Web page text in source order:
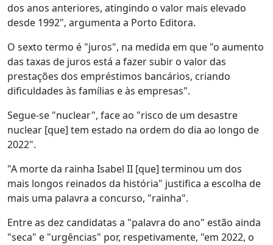
dos anos anteriores, atingindo o valor mais elevado
desde 1992", argumenta a Porto Editora.
O sexto termo é "juros", na medida em que "o aumento
das taxas de juros está a fazer subir o valor das
prestações dos empréstimos bancários, criando
dificuldades às famílias e às empresas".
Segue-se "nuclear", face ao "risco de um desastre
nuclear [que] tem estado na ordem do dia ao longo de
2022".
"A morte da rainha Isabel II [que] terminou um dos
mais longos reinados da história" justifica a escolha de
mais uma palavra a concurso, "rainha".
Entre as dez candidatas a "palavra do ano" estão ainda
"seca" e "urgências" por, respetivamente, "em 2022, o